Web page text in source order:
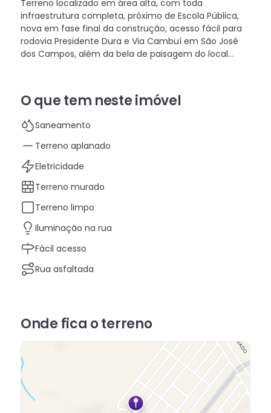
Terreno localizado em área alta, com toda
infraestrutura completa, próximo de Escola Pública,
nova em fase final da construção, acesso fácil para
rodovia Presidente Dura e Via Cambuí em São José
dos Campos, além da bela de paisagem do local...
O que tem neste imóvel
Saneamento
Terreno aplanado
Eletricidade
Terreno murado
Terreno limpo
Iluminação na rua
Fácil acesso
Rua asfaltada
Onde fica o terreno